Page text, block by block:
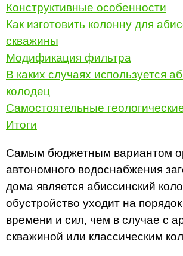
Конструктивные особенности
Как изготовить колонну для
скважины
Модификация фильтра
В каких случаях используется
колодец
Самостоятельные
Итоги
Самым бюджетным вариантом
автономного водоснабжения
дома является абиссинский
обустройство уходит на
времени и сил, чем в случае с
скважиной или классическим